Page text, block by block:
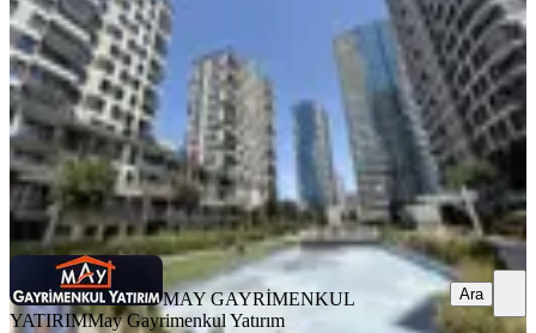
4.5+1
·05.08.2026
19.200.000 ₺
MAY GAYRİMENKUL YATIRIM May Gayrimenkul Yatırım
Ara
MAY GAYRİMENKUL
YATIRIMMay Gayrimenkul Yatırım
Ara